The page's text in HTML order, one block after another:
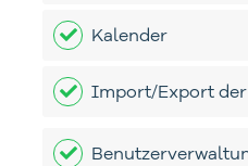
Kalender
Import/Export der